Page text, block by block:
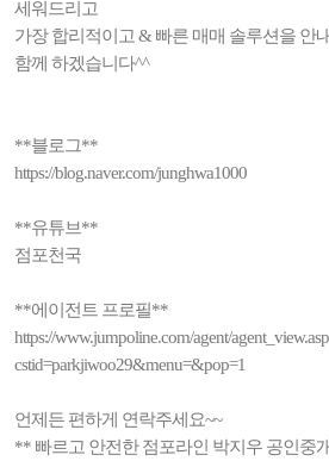
세워드리고
가장 합리적이고 & 빠른 매매 솔루션을 안
함께 하겠습니다^^
**블로그**
https://blog.naver.com/junghwa1000
**유튜브**
점포천국
**에이전트 프로필**
https://www.jumpoline.com/agent/
cstid=parkjiwoo29&menu=&pop=1
언제든 편하게 연락주세요~~
** 빠르고 안전한 점포라인 박지우 공인중